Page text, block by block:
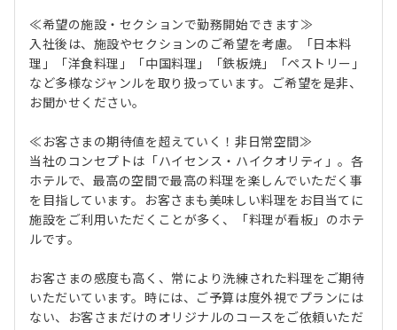
≪希望の施設・セクションで勤務開始できます≫
入社後は、施設やセクションのご希望を考慮。「日本料
理」「洋食料理」「中国料理」「鉄板焼」「ペストリー」
など多様なジャンルを取り扱っています。ご希望を是非、
お聞かせください。
≪お客さまの期待値を超えていく！非日常空間≫
当社のコンセプトは「ハイセンス・ハイクオリティ」。各
ホテルで、最高の空間で最高の料理を楽しんでいただく事
を目指しています。お客さまも美味しい料理をお目当てに
施設をご利用いただくことが多く、「料理が看板」のホテ
ルです。
お客さまの感度も高く、常により洗練された料理をご期待
いただいています。時には、ご予算は度外視でプランには
ない、お客さまだけのオリジナルのコースをご依頼いただ